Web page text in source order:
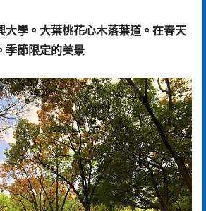
大學。大葉桃花心木落葉道。在春天
季節限定的美景